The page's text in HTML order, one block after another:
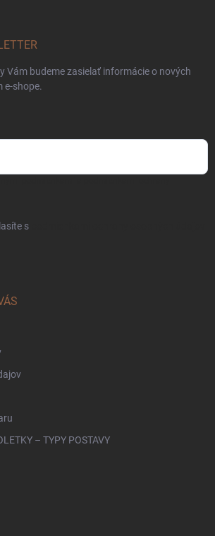
Vám budeme zasielať informácie o nových
e-shope.
s
– TYPY POSTAVY